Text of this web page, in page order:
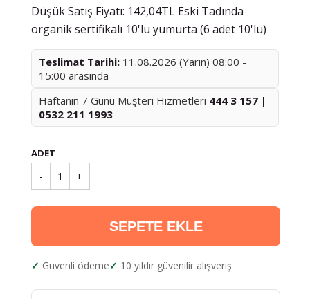
Düşük Satış Fiyatı: 142,04TL Eski Tadında
organik sertifikalı 10'lu yumurta (6 adet 10'lu)
Teslimat Tarihi: 11.08.2026 (Yarın) 08:00 -
15:00 arasında
Haftanın 7 Günü Müşteri Hizmetleri 444 3 157 |
0532 211 1993
ADET
- 1 +
SEPETE EKLE
Güvenli ödeme 10 yıldır güvenilir alışveriş